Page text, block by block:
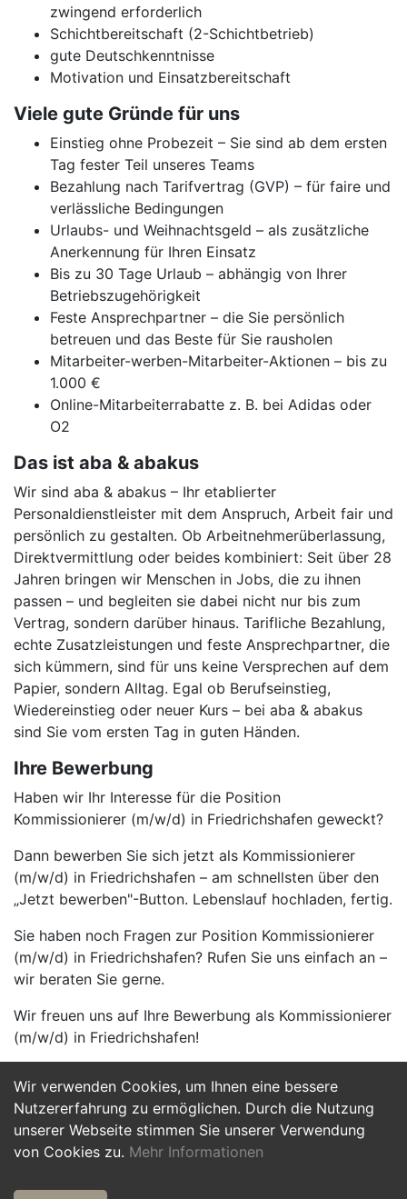
Wir verwenden Cookies, um Ihnen eine bessere
Nutzererfahrung zu ermöglichen. Durch die Nutzung
unserer Webseite stimmen Sie unserer Verwendung
von Cookies zu. Mehr Informationen
zwingend erforderlich
Schichtbereitschaft (2-Schichtbetrieb)
gute Deutschkenntnisse
Motivation und Einsatzbereitschaft
Viele gute Gründe für uns
Einstieg ohne Probezeit – Sie sind ab dem ersten
Tag fester Teil unseres Teams
Bezahlung nach Tarifvertrag (GVP) – für faire und
verlässliche Bedingungen
Urlaubs- und Weihnachtsgeld – als zusätzliche
Anerkennung für Ihren Einsatz
Bis zu 30 Tage Urlaub – abhängig von Ihrer
Betriebszugehörigkeit
Feste Ansprechpartner – die Sie persönlich
betreuen und das Beste für Sie rausholen
Mitarbeiter-werben-Mitarbeiter-Aktionen – bis zu
1.000 €
Online-Mitarbeiterrabatte z. B. bei Adidas oder
O2
Das ist aba & abakus
Wir sind aba & abakus – Ihr etablierter
Personaldienstleister mit dem Anspruch, Arbeit fair und
persönlich zu gestalten. Ob Arbeitnehmerüberlassung,
Direktvermittlung oder beides kombiniert: Seit über 28
Jahren bringen wir Menschen in Jobs, die zu ihnen
passen – und begleiten sie dabei nicht nur bis zum
Vertrag, sondern darüber hinaus. Tarifliche Bezahlung,
echte Zusatzleistungen und feste Ansprechpartner, die
sich kümmern, sind für uns keine Versprechen auf dem
Papier, sondern Alltag. Egal ob Berufseinstieg,
Wiedereinstieg oder neuer Kurs – bei aba & abakus
sind Sie vom ersten Tag in guten Händen.
Ihre Bewerbung
Haben wir Ihr Interesse für die Position
Kommissionierer (m/w/d) in Friedrichshafen geweckt?
Dann bewerben Sie sich jetzt als Kommissionierer
(m/w/d) in Friedrichshafen – am schnellsten über den
„Jetzt bewerben"-Button. Lebenslauf hochladen, fertig.
Sie haben noch Fragen zur Position Kommissionierer
(m/w/d) in Friedrichshafen? Rufen Sie uns einfach an –
wir beraten Sie gerne.
Wir freuen uns auf Ihre Bewerbung als Kommissionierer
(m/w/d) in Friedrichshafen!
Jetzt Bewerben